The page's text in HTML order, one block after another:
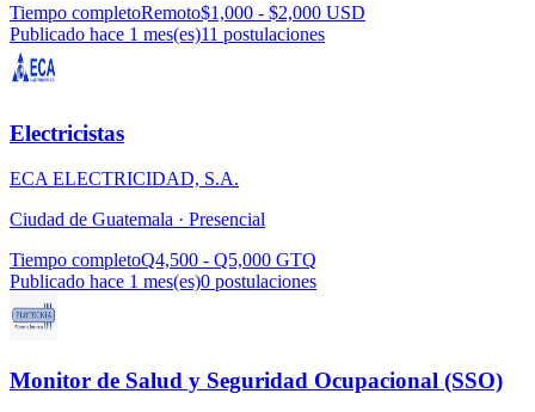
Tiempo completoRemoto$1,000 - $2,000 USD
Publicado hace 1 mes(es)11 postulaciones
Electricistas
ECA ELECTRICIDAD, S.A.
Ciudad de Guatemala · Presencial
Tiempo completoQ4,500 - Q5,000 GTQ
Publicado hace 1 mes(es)0 postulaciones
Monitor de Salud y Seguridad Ocupacional (SSO)